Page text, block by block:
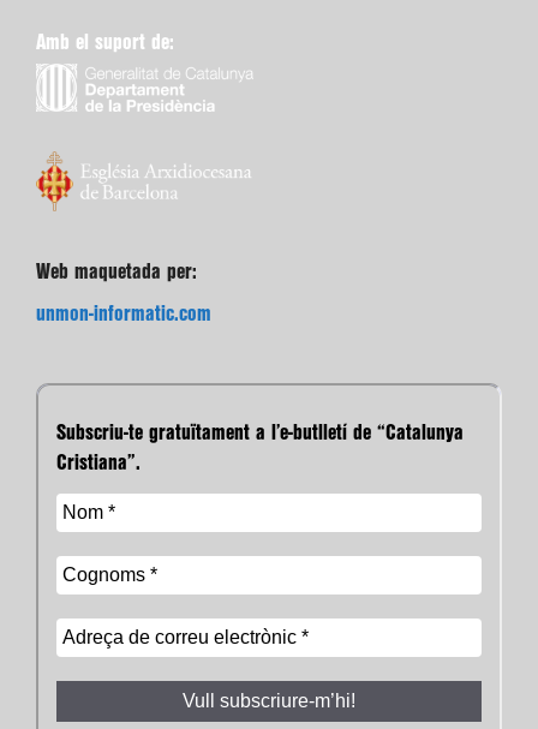
Amb el suport de:
Web maquetada per:
unmon-informatic.com
Subscriu-te gratuïtament a l’e-butlletí de “Catalunya
Cristiana”.